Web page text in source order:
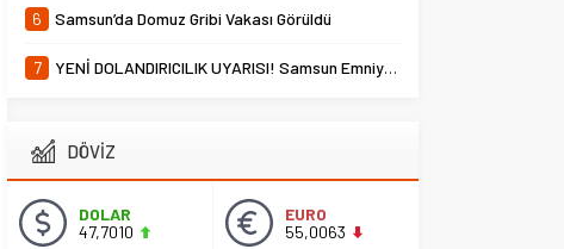
6 Samsun’da Domuz Gribi Vakası Görüldü
7 YENİ DOLANDIRICILIK UYARISI! Samsun Emniyet Müdürlüğü Uyardı
DÖVİZ
DOLAR
47,7010
EURO
55,0063